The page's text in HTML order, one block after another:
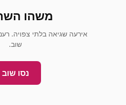
משהו
אירעה שגיאה בלתי צפויה.
שוב.
נסו שוב